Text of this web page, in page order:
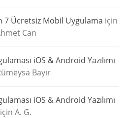
7 Ücretsiz Mobil Uygulama için
Can
iOS & Android Yazılımı
Bayır
iOS & Android Yazılımı
için A. G.